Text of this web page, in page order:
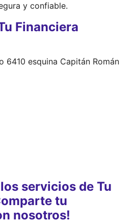
y confiable.
Financiera
6410 esquina Capitán Román
servicios de Tu
tu
nosotros!